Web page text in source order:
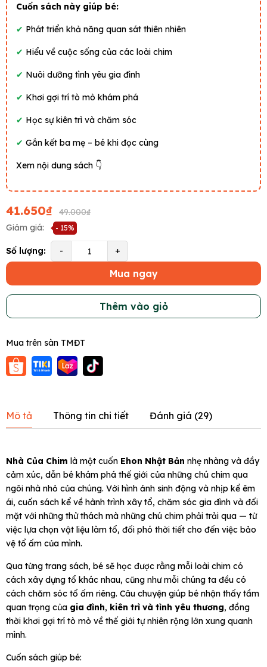
Cuốn sách này giúp bé:
✔ Phát triển khả năng quan sát thiên nhiên
✔ Hiểu về cuộc sống của các loài chim
✔ Nuôi dưỡng tình yêu gia đình
✔ Khơi gợi trí tò mò khám phá
✔ Học sự kiên trì và chăm sóc
✔ Gắn kết ba mẹ – bé khi đọc cùng
Xem nội dung sách 👇
41.650₫
49.000₫
Giảm giá:
- 15%
Số lượng: - +
Mua ngay
Thêm vào giỏ
Mua trên sàn TMĐT
Mô tả Thông tin chi tiết Đánh giá (29)
Nhà Của Chim là một cuốn Ehon Nhật Bản nhẹ nhàng và đầy
cảm xúc, dẫn bé khám phá thế giới của những chú chim qua
ngôi nhà nhỏ của chúng. Với hình ảnh sinh động và nhịp kể êm
ái, cuốn sách kể về hành trình xây tổ, chăm sóc gia đình và đối
mặt với những thử thách mà những chú chim phải trải qua — từ
việc lựa chọn vật liệu làm tổ, đối phó thời tiết cho đến việc bảo
vệ tổ ấm của mình.
Qua từng trang sách, bé sẽ học được rằng mỗi loài chim có
cách xây dựng tổ khác nhau, cũng như mỗi chúng ta đều có
cách chăm sóc tổ ấm riêng. Câu chuyện giúp bé nhận thấy tầm
quan trọng của gia đình, kiên trì và tình yêu thương, đồng
thời khơi gợi trí tò mò về thế giới tự nhiên rộng lớn xung quanh
mình.
Cuốn sách giúp bé: